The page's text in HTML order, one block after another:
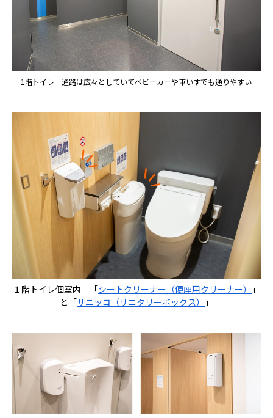
1階トイレ 通路は広々としていてベビーカーや車いすでも通りやすい
１階トイレ個室内 「シートクリーナー（便座用クリーナー）
」
と「サニッコ（サニタリーボックス） 」